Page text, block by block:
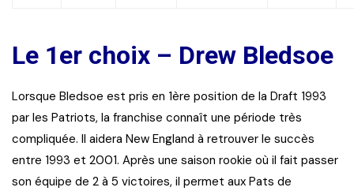
Le 1er choix – Drew Bledsoe
Lorsque Bledsoe est pris en 1ère position de la Draft 1993
par les Patriots, la franchise connaît une période très
compliquée. Il aidera New England à retrouver le succès
entre 1993 et 2001. Après une saison rookie où il fait passer
son équipe de 2 à 5 victoires, il permet aux Pats de